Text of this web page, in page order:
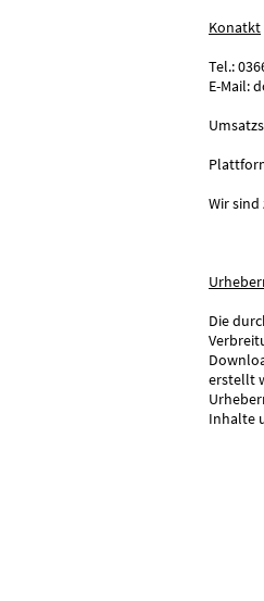
Konatkt
Tel.:
E-Mail:
Wir
Die
erstellt
Inhalte